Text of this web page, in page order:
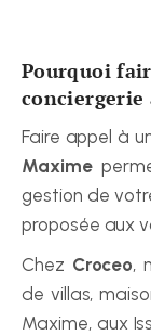
Pourquoi
conciergerie
Faire appel à
Maxime
gestion de
proposée aux
Chez Croceo,
de villas,
Maxime, aux